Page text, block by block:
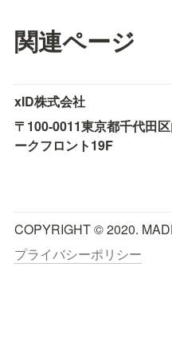
関連ページ
xID株式会社
〒100-0011東京都千代田
ークフロント19F
COPYRIGHT © 2020.
プライバシーポリシー